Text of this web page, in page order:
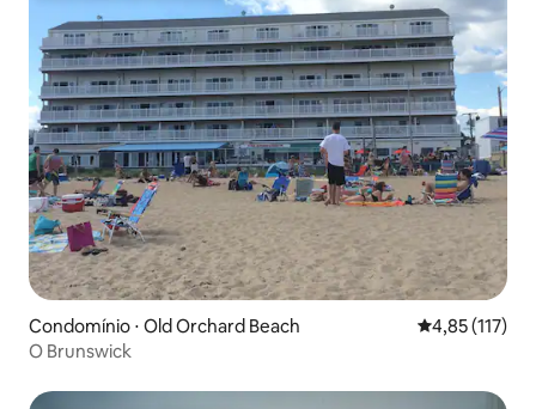
Condomínio ⋅ Old Orchard Beach 4,85 de uma
4,85 (117)
O Brunswick